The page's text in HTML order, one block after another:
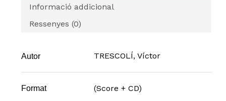
Informació addicional
Ressenyes (0)
Autor TRESCOLÍ, Víctor
Format (Score + CD)